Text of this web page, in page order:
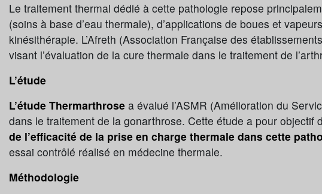
Le traitement thermal dédié à cette pathologie repose
(soins à base d’eau thermale), d’applications de boues et
kinésithérapie. L’Afreth (Association Française des
visant l’évaluation de la cure thermale dans le traitement de
L’étude
L’étude Thermarthrose a évalué l’ASMR (Amélioration du
dans le traitement de la gonarthrose. Cette étude a pour objectif
de l’efficacité de la prise en charge thermale dans cette
essai contrôlé réalisé en médecine thermale.
Méthodologie